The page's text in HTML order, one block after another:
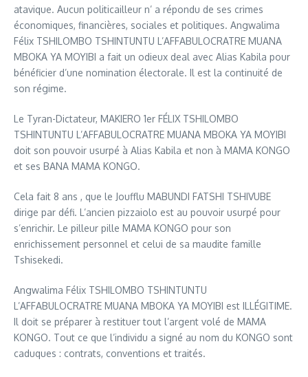
atavique. Aucun politicailleur n’ a répondu de ses crimes
économiques, financières, sociales et politiques. Angwalima
Félix TSHILOMBO TSHINTUNTU L’AFFABULOCRATRE MUANA
MBOKA YA MOYIBI a fait un odieux deal avec Alias Kabila pour
bénéficier d’une nomination électorale. Il est la continuité de
son régime.
Le Tyran-Dictateur, MAKIERO 1er FÉLIX TSHILOMBO
TSHINTUNTU L’AFFABULOCRATRE MUANA MBOKA YA MOYIBI
doit son pouvoir usurpé à Alias Kabila et non à MAMA KONGO
et ses BANA MAMA KONGO.
Cela fait 8 ans , que le Joufflu MABUNDI FATSHI TSHIVUBE
dirige par défi. L’ancien pizzaiolo est au pouvoir usurpé pour
s’enrichir. Le pilleur pille MAMA KONGO pour son
enrichissement personnel et celui de sa maudite famille
Tshisekedi.
Angwalima Félix TSHILOMBO TSHINTUNTU
L’AFFABULOCRATRE MUANA MBOKA YA MOYIBI est ILLÉGITIME.
Il doit se préparer à restituer tout l’argent volé de MAMA
KONGO. Tout ce que l’individu a signé au nom du KONGO sont
caduques : contrats, conventions et traités.